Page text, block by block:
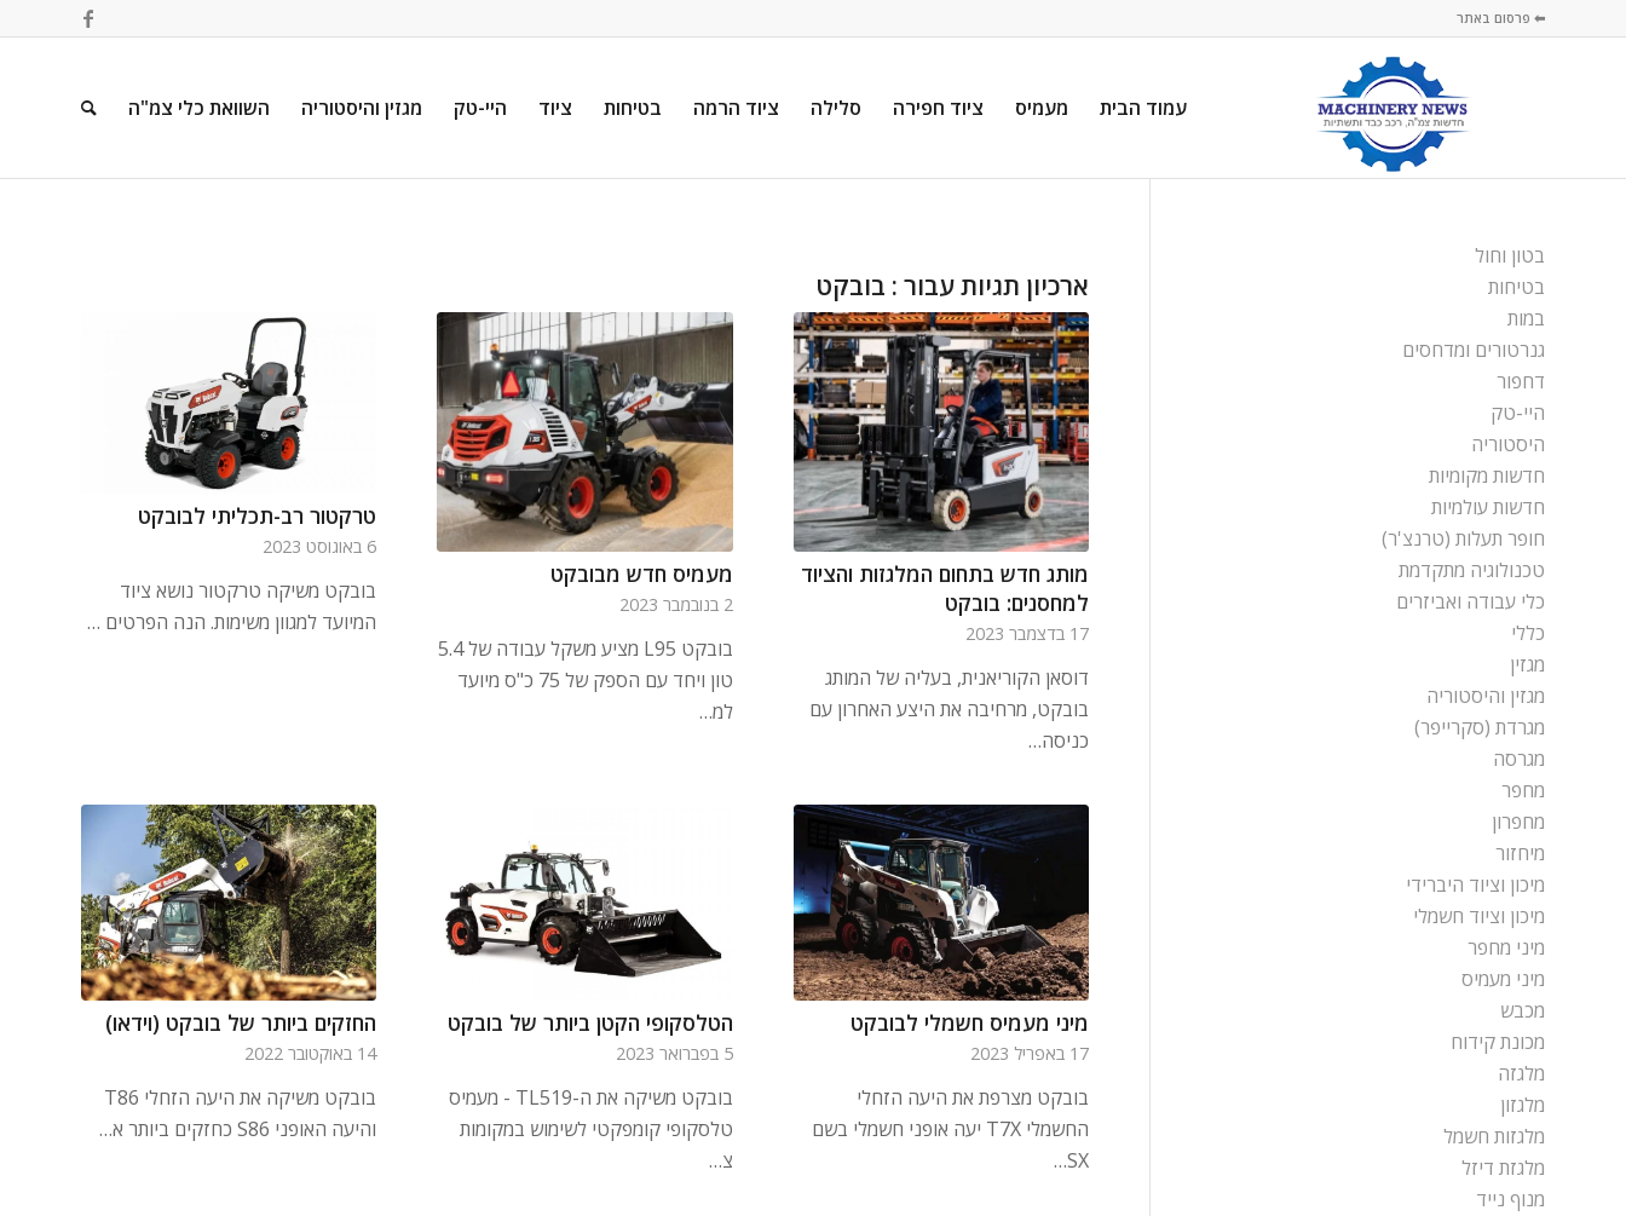
⬅ פרסום באתר
עמוד הבית מעמיס ציוד חפירה סלילה ציוד הרמה בטיחות ציוד היי-טק מגזין והיסטוריה השוואת כלי צמ"ה
ארכיון תגיות עבור : בובקט
מותג חדש בתחום המלגזות והציוד
למחסנים: בובקט
17 בדצמבר 2023
דוסאן הקוריאנית, בעליה של המותג
בובקט, מרחיבה את היצע האחרון עם
כניסה…
מעמיס חדש מבובקט
2 בנובמבר 2023
בובקט L95 מציע משקל עבודה של 5.4
טון ויחד עם הספק של 75 כ"ס מיועד
למ…
טרקטור רב-תכליתי לבובקט
6 באוגוסט 2023
בובקט משיקה טרקטור נושא ציוד
המיועד למגוון משימות. הנה הפרטים …
מיני מעמיס חשמלי לבובקט
17 באפריל 2023
בובקט מצרפת את היעה הזחלי
החשמלי T7X יעה אופני חשמלי בשם
SX…
הטלסקופי הקטן ביותר של בובקט
5 בפברואר 2023
בובקט משיקה את ה-TL519 - מעמיס
טלסקופי קומפקטי לשימוש במקומות
צ…
החזקים ביותר של בובקט (וידאו)
14 באוקטובר 2022
בובקט משיקה את היעה הזחלי T86
והיעה האופני S86 כחזקים ביותר א…
בטון וחול
בטיחות
במות
גנרטורים ומדחסים
דחפור
היי-טק
היסטוריה
חדשות מקומיות
חדשות עולמיות
חופר תעלות (טרנצ'ר)
טכנולוגיה מתקדמת
כלי עבודה ואביזרים
כללי
מגזין
מגזין והיסטוריה
מגרדת (סקרייפר)
מגרסה
מחפר
מחפרון
מיחזור
מיכון וציוד היברידי
מיכון וציוד חשמלי
מיני מחפר
מיני מעמיס
מכבש
מכונת קידוח
מלגזה
מלגזון
מלגזות חשמל
מלגזת דיזל
מנוף נייד